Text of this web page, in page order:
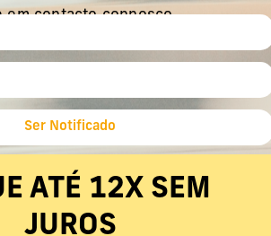
em contacto connosco.
Ser Notificado
ATÉ 12X SEM
JUROS